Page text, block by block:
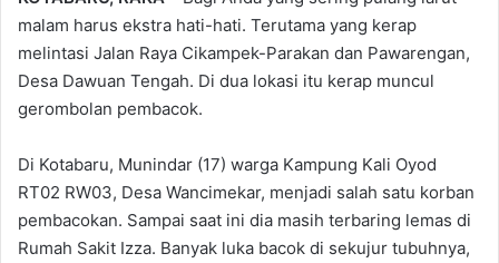
malam harus ekstra hati-hati. Terutama yang kerap
melintasi Jalan Raya Cikampek-Parakan dan Pawarengan,
Desa Dawuan Tengah. Di dua lokasi itu kerap muncul
gerombolan pembacok.
Di Kotabaru, Munindar (17) warga Kampung Kali Oyod
RT02 RW03, Desa Wancimekar, menjadi salah satu korban
pembacokan. Sampai saat ini dia masih terbaring lemas di
Rumah Sakit Izza. Banyak luka bacok di sekujur tubuhnya,